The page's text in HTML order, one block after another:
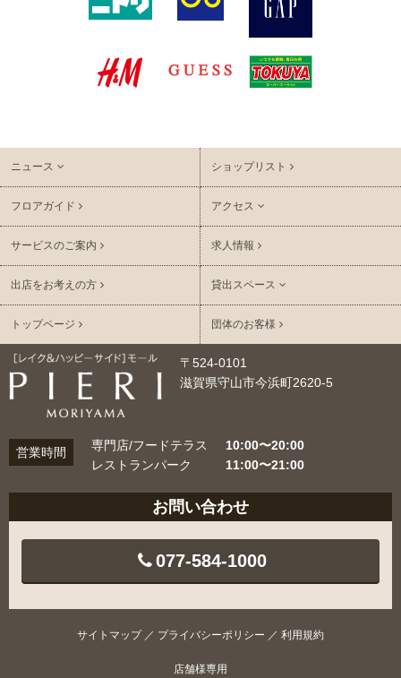
ニュース ショップリスト
フロアガイド アクセス
サービスのご案内 求人情報
出店をお考えの方 貸出スペース
トップページ 団体のお客様
〒524-0101
滋賀県守山市今浜町2620-5
営業時間 専門店/フードテラス
10:00〜20:00
レストランパーク
11:00〜21:00
お問い合わせ
077-584-1000
サイトマップ／ プライバシーポリシー ／ 利用規約
店舗様専用